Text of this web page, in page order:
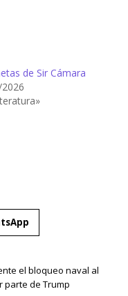
de Sir Cámara
el bloqueo naval al
parte de Trump